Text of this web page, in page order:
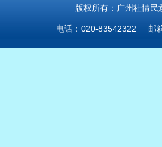
版权所有：广州社情民
电话：020-83542322 邮